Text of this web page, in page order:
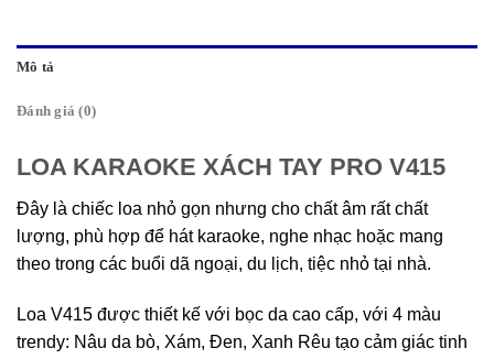
Mô tả
Đánh giá (0)
LOA KARAOKE XÁCH TAY PRO V415
Đây là chiếc loa nhỏ gọn nhưng cho chất âm rất chất
lượng, phù hợp để hát karaoke, nghe nhạc hoặc mang
theo trong các buổi dã ngoại, du lịch, tiệc nhỏ tại nhà.
Loa V415 được thiết kế với bọc da cao cấp, với 4 màu
trendy: Nâu da bò, Xám, Đen, Xanh Rêu tạo cảm giác tinh